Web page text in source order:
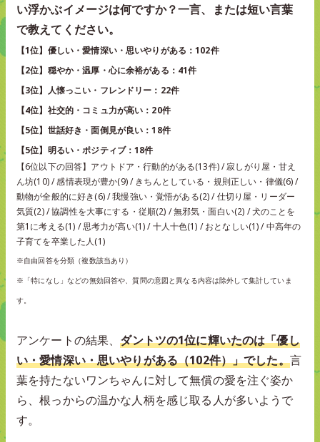
い浮かぶイメージは何ですか？一言、または短い言葉
で教えてください。
【1位】優しい・愛情深い・思いやりがある：102件
【2位】穏やか・温厚・心に余裕がある：41件
【3位】人懐っこい・フレンドリー：22件
【4位】社交的・コミュ力が高い：20件
【5位】世話好き・面倒見が良い：18件
【5位】明るい・ポジティブ：18件
【6位以下の回答】アウトドア・行動的がある(13件) / 寂しがり屋・甘え
ん坊(10) / 感情表現が豊か(9) / きちんとしている・規則正しい・律儀(6) /
動物が全般的に好き(6) / 我慢強い・覚悟がある(2) / 仕切り屋・リーダー
気質(2) / 協調性を大事にする・従順(2) / 無邪気・面白い(2) / 犬のことを
第1に考える(1) / 思考力が高い(1) / 十人十色(1) / おとなしい(1) / 中高年の
子育てを卒業した人(1)
※自由回答を分類（複数該当あり）
※「特になし」などの無効回答や、質問の意図と異なる内容は除外して集計していま
す。
アンケートの結果、ダントツの1位に輝いたのは「優し
い・愛情深い・思いやりがある（102件）」でした。言
葉を持たないワンちゃんに対して無償の愛を注ぐ姿か
ら、根っからの温かな人柄を感じ取る人が多いようで
す。